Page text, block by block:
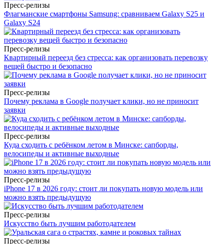
Пресс-релизы
Флагманские смартфоны Samsung: сравниваем Galaxy S25 и
Galaxy S24
Пресс-релизы
Квартирный переезд без стресса: как организовать перевозку
вещей быстро и безопасно
Пресс-релизы
Почему реклама в Google получает клики, но не приносит
заявки
Пресс-релизы
Куда сходить с ребёнком летом в Минске: сапборды,
велосипеды и активные выходные
Пресс-релизы
iPhone 17 в 2026 году: стоит ли покупать новую модель или
можно взять предыдущую
Пресс-релизы
Искусство быть лучшим работодателем
Пресс-релизы